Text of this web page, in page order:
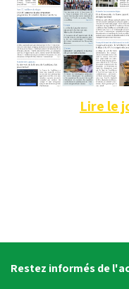
Lire le
Restez informés de